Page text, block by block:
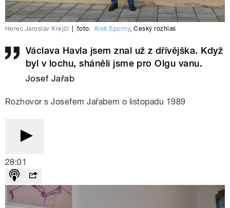
Herec Jaroslav Krejčí foto: Aleš Spurný,Český rozhlas
Václava Havla jsem znal už z dřívějška. Když
byl v lochu, sháněli jsme pro Olgu vanu.
Josef Jařab
Rozhovor s Josefem Jařabem o listopadu 1989
28:01